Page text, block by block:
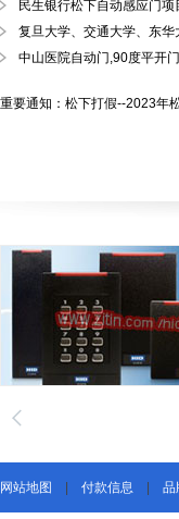
民生银行松下自动感应门项
复旦大学、交通大学、东
中山医院自动门,90度平开
重要通知：松下打假--2023年
网站地图 付款信息 品